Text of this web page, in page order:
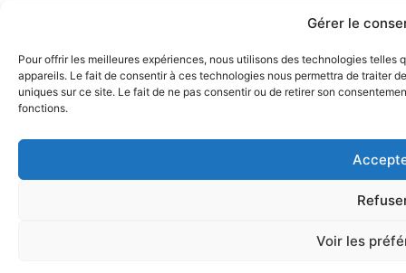
Gérer le
Pour offrir les meilleures expériences, nous utilisons des technologies
appareils. Le fait de consentir à ces technologies nous permettra de traiter
uniques sur ce site. Le fait de ne pas consentir ou de retirer son
fonctions.
Voir les